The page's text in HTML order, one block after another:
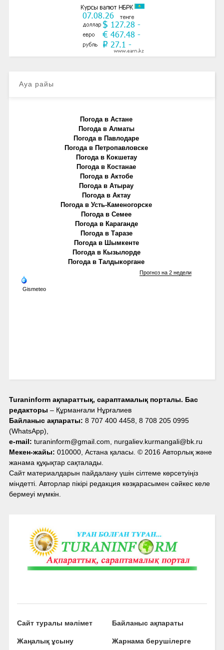
Ауа райы
Погода в Астане
Погода в Алматы
Погода в Павлодаре
Погода в Петропавловске
Погода в Кокшетау
Погода в Костанае
Погода в Актобе
Погода в Атырау
Погода в Актау
Погода в Усть-Каменогорске
Погода в Семее
Погода в Караганде
Погода в Таразе
Погода в Шымкенте
Погода в Кызылорде
Погода в Талдыкоргане
Gismeteo
Прогноз на 2 недели
Turaninform ақпараттық, сараптамалық порталы. Бас
редакторы – Құрманғали Нұрғалиев
Байланыс ақпараты: 8 707 400 4458, 8 708 205 0995
(WhatsApp),
e-mail: turaninform@gmail.com, nurgaliev.kurmangali@bk.ru
Мекен-жайы: 010000, Астана қаласы. © 2016 Авторлық және
жанама құқықтар сақталады.
Сайт материалдарын пайдалану үшін сілтеме көрсетуіңіз
міндетті. Авторлар пікірі редакция көзқарасымен сәйкес келе
бермеуі мүмкін.
Сайт туралы мәлімет Байланыс ақпараты
Жаңалық ұсыну Жарнама берушілерге